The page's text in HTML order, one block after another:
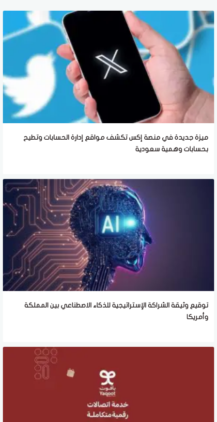
ميزة جديدة في منصة إكس تكشف مواقع إدارة الحسابات وتطيح
بحسابات وهمية سعودية
توقيع وثيقة الشراكة الإستراتيجية للذكاء الاصطناعي بين المملكة
وأمريكا